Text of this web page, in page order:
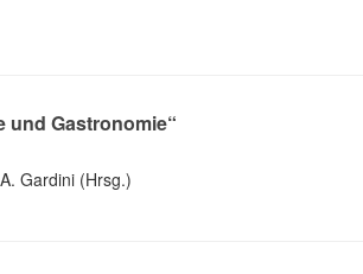
und Gastronomie“
Gardini (Hrsg.)